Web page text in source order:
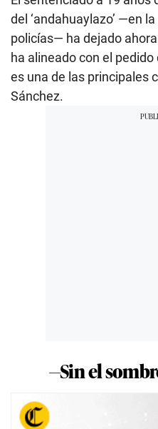
del ‘andahuaylazo’ —en
policías— ha dejado
ha alineado con el
es una de las principales
Sánchez.
—Sin el